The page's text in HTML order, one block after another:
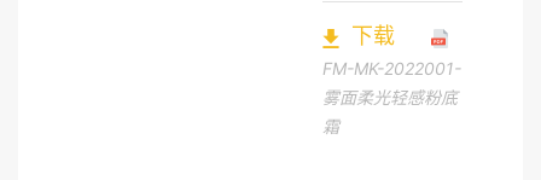
下载
FM-MK-2022001-
雾面柔光轻感粉底
霜